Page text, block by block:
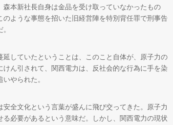
本新社長自身は金品を受け取っていなかったもの
ような事態を招いた旧経営陣を特別背任罪で刑事告
していたということは、このこと自体が、原子力の
ん引されて、関西電力は、反社会的な行為に手を染
やられた。
全文化という言葉が盛んに飛び交ってきた。原子力
必要があるという意味だ。しかし、関西電力の現状